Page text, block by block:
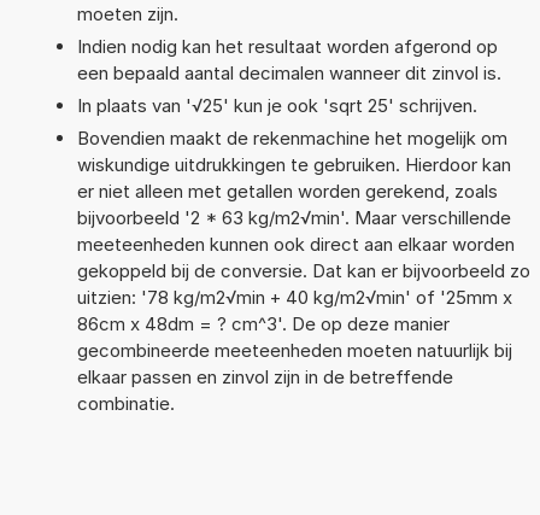
moeten zijn.
Indien nodig kan het resultaat worden afgerond op
een bepaald aantal decimalen wanneer dit zinvol is.
In plaats van '√25' kun je ook 'sqrt 25' schrijven.
Bovendien maakt de rekenmachine het mogelijk om
wiskundige uitdrukkingen te gebruiken. Hierdoor kan
er niet alleen met getallen worden gerekend, zoals
bijvoorbeeld '2 * 63 kg/m2√min'. Maar verschillende
meeteenheden kunnen ook direct aan elkaar worden
gekoppeld bij de conversie. Dat kan er bijvoorbeeld zo
uitzien: '78 kg/m2√min + 40 kg/m2√min' of '25mm x
86cm x 48dm = ? cm^3'. De op deze manier
gecombineerde meeteenheden moeten natuurlijk bij
elkaar passen en zinvol zijn in de betreffende
combinatie.